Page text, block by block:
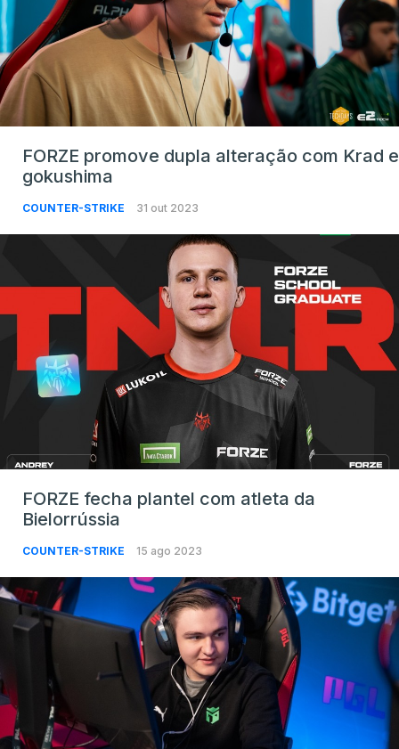
FORZE promove dupla alteração com Krad e
gokushima
COUNTER-STRIKE 31 out 2023
FORZE fecha plantel com atleta da
Bielorrússia
COUNTER-STRIKE 15 ago 2023